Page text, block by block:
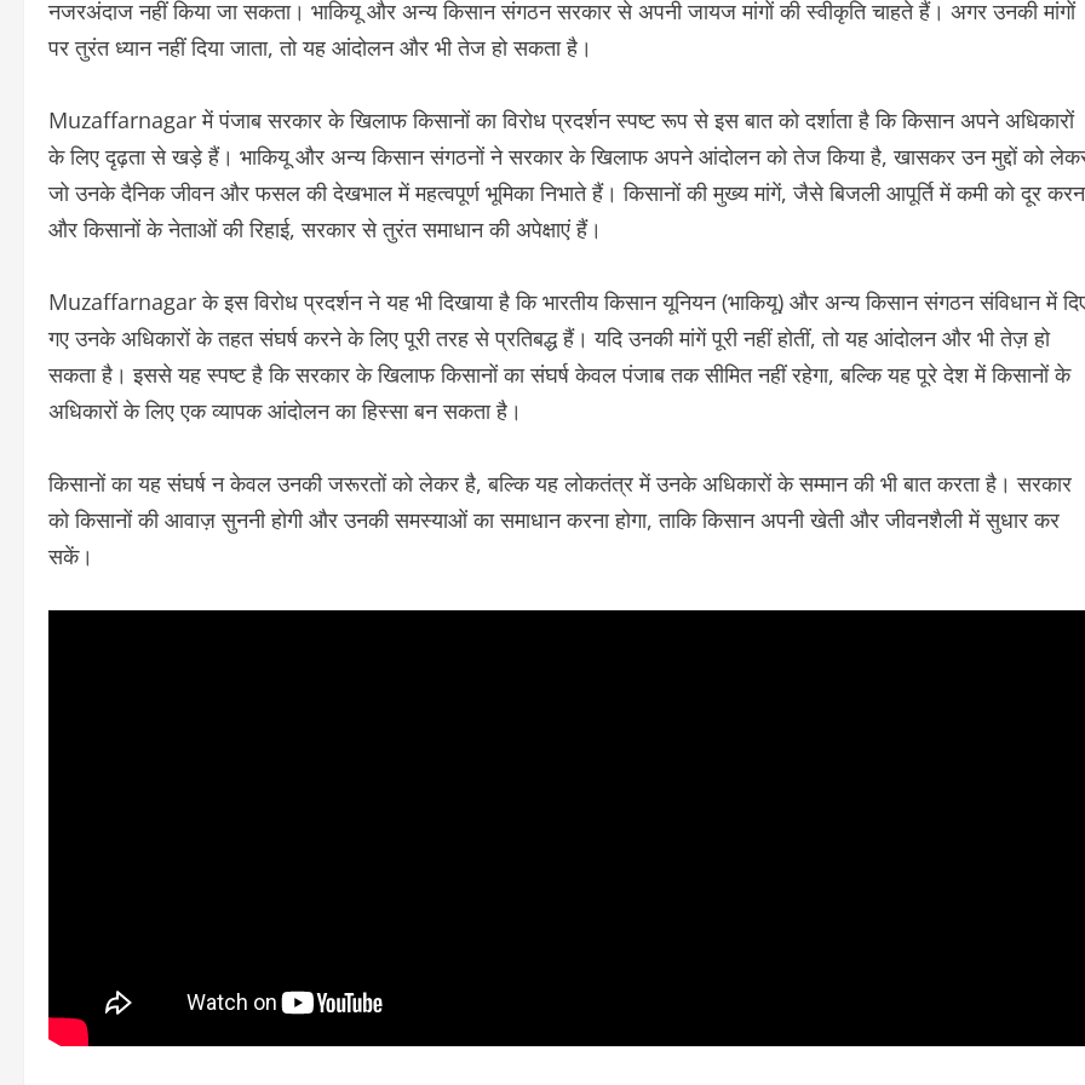
नजरअंदाज नहीं किया जा सकता। भाकियू और अन्य किसान संगठन सरकार से अपनी जायज मांगों की स्वीकृति चाहते हैं। अगर उनकी मांगों
पर तुरंत ध्यान नहीं दिया जाता, तो यह आंदोलन और भी तेज हो सकता है।
Muzaffarnagar में पंजाब सरकार के खिलाफ किसानों का विरोध प्रदर्शन स्पष्ट रूप से इस बात को दर्शाता है कि किसान अपने अधिकारों
के लिए दृढ़ता से खड़े हैं। भाकियू और अन्य किसान संगठनों ने सरकार के खिलाफ अपने आंदोलन को तेज किया है, खासकर उन मुद्दों को
जो उनके दैनिक जीवन और फसल की देखभाल में महत्वपूर्ण भूमिका निभाते हैं। किसानों की मुख्य मांगें, जैसे बिजली आपूर्ति में कमी को दूर
और किसानों के नेताओं की रिहाई, सरकार से तुरंत समाधान की अपेक्षाएं हैं।
Muzaffarnagar के इस विरोध प्रदर्शन ने यह भी दिखाया है कि भारतीय किसान यूनियन (भाकियू) और अन्य किसान संगठन संविधान में
गए उनके अधिकारों के तहत संघर्ष करने के लिए पूरी तरह से प्रतिबद्ध हैं। यदि उनकी मांगें पूरी नहीं होतीं, तो यह आंदोलन और भी तेज़ हो
सकता है। इससे यह स्पष्ट है कि सरकार के खिलाफ किसानों का संघर्ष केवल पंजाब तक सीमित नहीं रहेगा, बल्कि यह पूरे देश में किसानों के
अधिकारों के लिए एक व्यापक आंदोलन का हिस्सा बन सकता है।
किसानों का यह संघर्ष न केवल उनकी जरूरतों को लेकर है, बल्कि यह लोकतंत्र में उनके अधिकारों के सम्मान की भी बात करता है। सरकार
को किसानों की आवाज़ सुननी होगी और उनकी समस्याओं का समाधान करना होगा, ताकि किसान अपनी खेती और जीवनशैली में सुधार कर
सकें।